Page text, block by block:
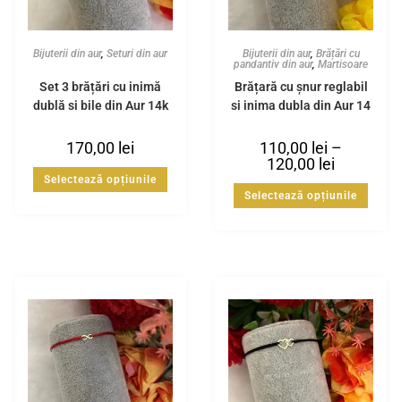
Bijuterii din aur, Seturi din aur
Set 3 brățări cu inimă
dublă și bile din Aur 14k
170,00 lei
Selectează opțiunile
Bijuterii din aur, Brățări cu
pandantiv din aur, Martisoare
Brățară cu șnur reglabil
și inima dubla din Aur 14
110,00 lei –
120,00 lei
Selectează opțiunile